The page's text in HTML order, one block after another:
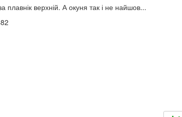
плавнік верхній. А окуня так і не найшов...